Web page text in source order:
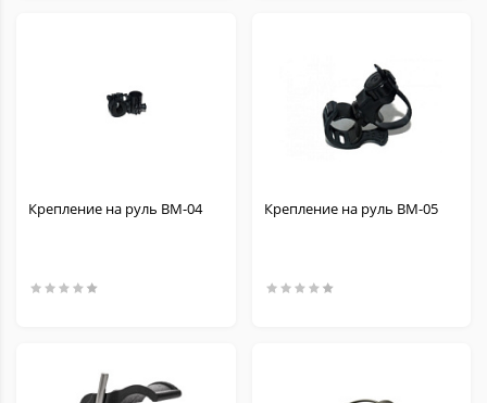
Крепление на руль BM-04 Крепление на руль BM-05